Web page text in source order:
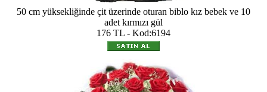
50 cm yüksekliğinde çit üzerinde oturan biblo kız bebek ve 10
adet kırmızı gül
176 TL - Kod:6194